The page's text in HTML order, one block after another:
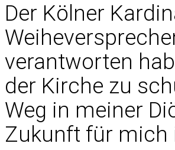
Der Kölner
verantworten
der Kirche zu
Weg in meiner
Zukunft für mich